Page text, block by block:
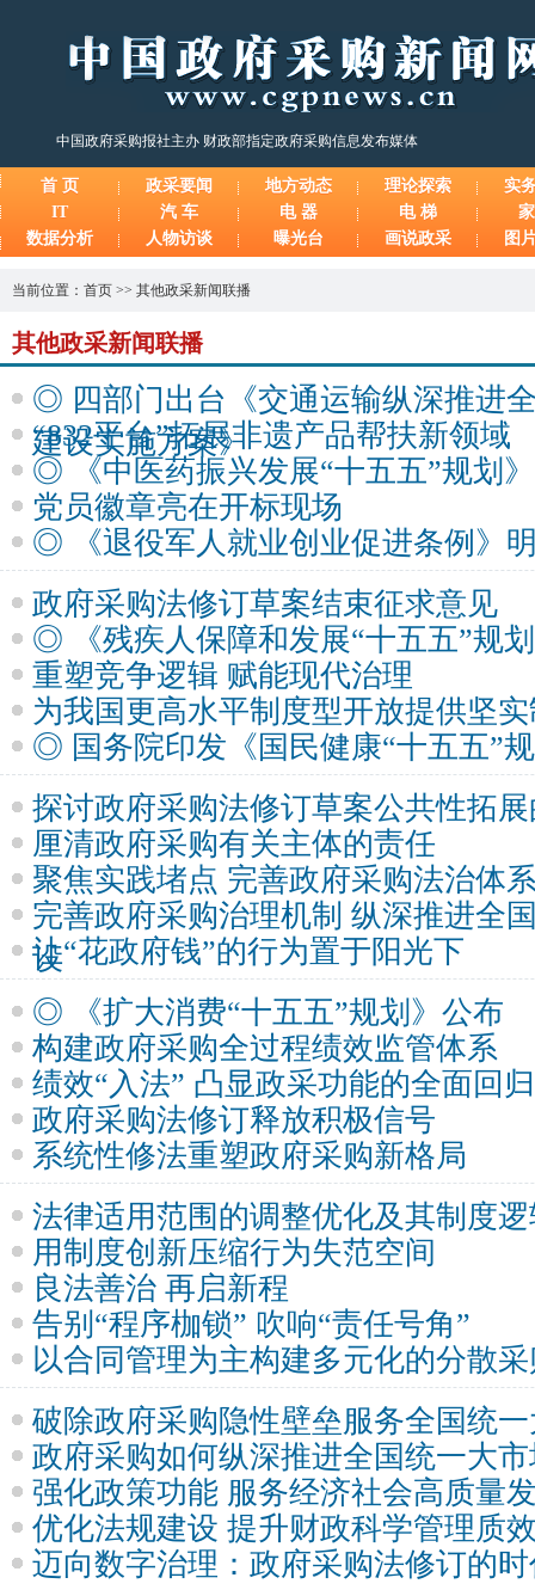
中国政府采购报社主办 财政部指定政府采购信息发布媒体
首 页 政采要闻 地方动态 理论探索
实
IT
汽 车 电 器 电 梯
数据分析
人物访谈 曝光台 画说政采 图
当前位置： 首页 >> 其他政采新闻联播
其他政采新闻联播
◎ 四部门出台《交通运输纵深推进
建设实施方案》
“832平台”拓展非遗产品帮扶新领域
◎ 《中医药振兴发展“十五五”规划
党员徽章亮在开标现场
◎ 《退役军人就业创业促进条例》
政府采购法修订草案结束征求意见
◎ 《残疾人保障和发展“十五五”规
重塑竞争逻辑 赋能现代治理
为我国更高水平制度型开放提供坚
◎ 国务院印发《国民健康“十五五”
探讨政府采购法修订草案公共性拓
厘清政府采购有关主体的责任
聚焦实践堵点 完善政府采购法治体
完善政府采购治理机制 纵深推进全
设
让“花政府钱”的行为置于阳光下
◎ 《扩大消费“十五五”规划》公布
构建政府采购全过程绩效监管体系
绩效“入法” 凸显政采功能的全面回归
政府采购法修订释放积极信号
系统性修法重塑政府采购新格局
法律适用范围的调整优化及其制度
用制度创新压缩行为失范空间
良法善治 再启新程
告别“程序枷锁” 吹响“责任号角”
以合同管理为主构建多元化的分散
破除政府采购隐性壁垒服务全国统
政府采购如何纵深推进全国统一大
强化政策功能 服务经济社会高质量
优化法规建设 提升财政科学管理质
迈向数字治理：政府采购法修订的